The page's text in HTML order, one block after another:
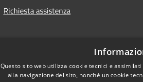
Richiesta assistenza
Questo sito web utilizza cookie tecnici e
alla navigazione del sito, nonché un cookie